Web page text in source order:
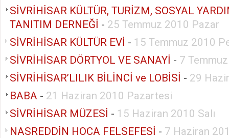
SİVRİHİSAR KÜLTÜR, TURİZM, SOSYAL
TANITIM DERNEĞİ - 25 Temmuz 2010 Pazar
SİVRİHİSAR KÜLTÜR EVİ - 15 Temmuz 2010
SİVRİHİSAR DÖRTYOL VE SANAYİ - 7
SİVRİHİSAR’LILIK BİLİNCİ ve LOBİSİ - 29
BABA - 21 Haziran 2010 Pazartesi
SİVRİHİSAR MÜZESİ - 15 Haziran 2010 Salı
NASREDDİN HOCA FELSEFESİ - 7 Haziran